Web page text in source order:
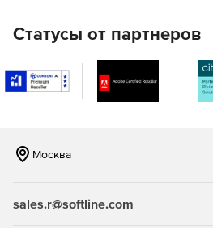
Настройки расчета и печати
Все настройки расчета и
Подсказки, объясняющие
Окно с сообщением о ходе
Статусы от партнеров
Москва
sales.r@softline.com